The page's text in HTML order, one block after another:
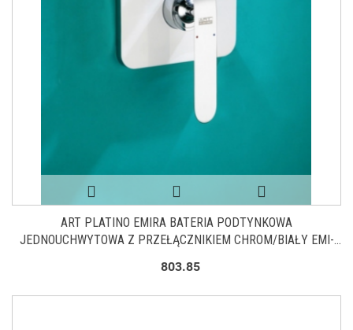
ART PLATINO EMIRA BATERIA PODTYNKOWA
JEDNOUCHWYTOWA Z PRZEŁĄCZNIKIEM CHROM/BIAŁY EMI-
803.85